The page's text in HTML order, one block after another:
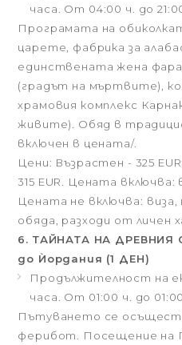
часа. От 04:00 ч. до
Програмата на
царете, фабрика за
единствената жена
(градът на мъртвите),
храмовия комплекс
живите). Обяд в
включен в цената/.
Цени: Възрастен - 325
315 EUR. Цената включва:
Цената не включва:
обяда, разходи от личен
6. ТАЙНАТА НА ДРЕВНИЯ
до Ѝордания (1 ДЕН)
Продължителност на
часа. От 01:00 ч. до
Пътуването се
ферибот. Посещение на